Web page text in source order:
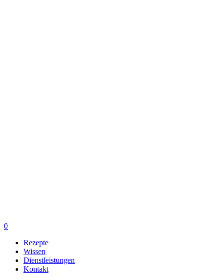
0
Rezepte
Wissen
Dienstleistungen
Kontakt